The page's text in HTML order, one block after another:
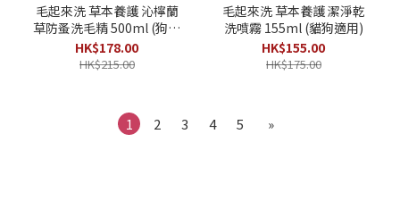
毛起來洗 草本養護 沁檸蘭
草防蚤洗毛精 500ml (狗適
用)
HK$178.00
HK$215.00
毛起來洗 草本養護 潔淨乾
洗噴霧 155ml (貓狗適用)
HK$155.00
HK$175.00
1 2 3 4 5 »